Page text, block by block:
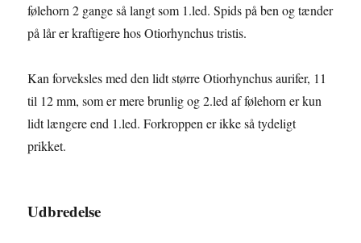
følehorn 2 gange så langt som 1.led. Spids på ben og tænder
på lår er kraftigere hos Otiorhynchus tristis.
Kan forveksles med den lidt større Otiorhynchus aurifer, 11
til 12 mm, som er mere brunlig og 2.led af følehorn er kun
lidt længere end 1.led. Forkroppen er ikke så tydeligt
prikket.
Udbredelse